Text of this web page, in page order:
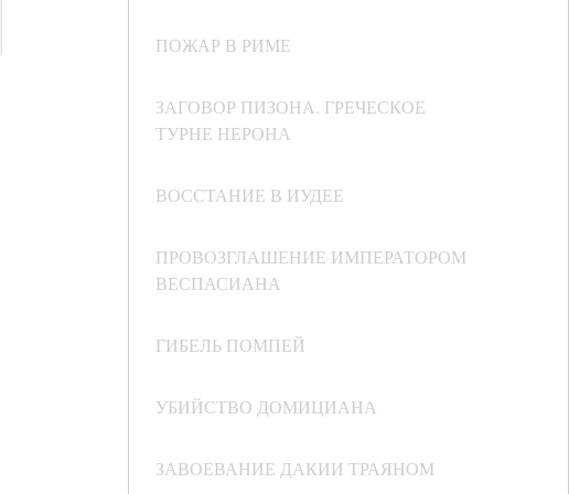
ПОЖАР В РИМЕ
ЗАГОВОР ПИЗОНА. ГРЕЧЕСКОЕ
ТУРНЕ НЕРОНА
ВОССТАНИЕ В ИУДЕЕ
ПРОВОЗГЛАШЕНИЕ ИМПЕРАТОРОМ
ВЕСПАСИАНА
ГИБЕЛЬ ПОМПЕЙ
УБИЙСТВО ДОМИЦИАНА
ЗАВОЕВАНИЕ ДАКИИ ТРАЯНОМ